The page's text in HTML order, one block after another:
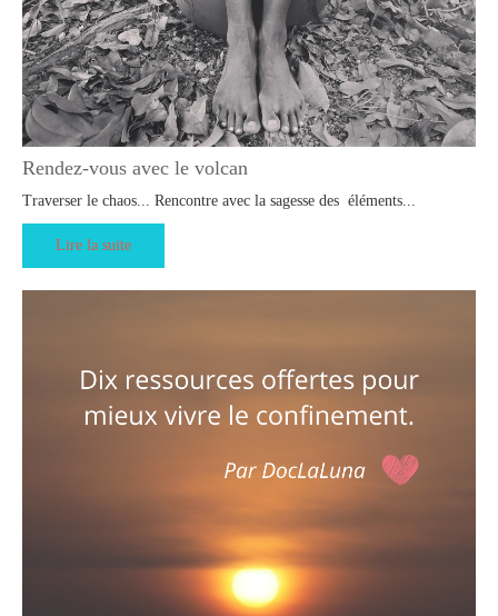
Rendez-vous avec le volcan
Traverser le chaos... Rencontre avec la sagesse des éléments...
Lire la suite